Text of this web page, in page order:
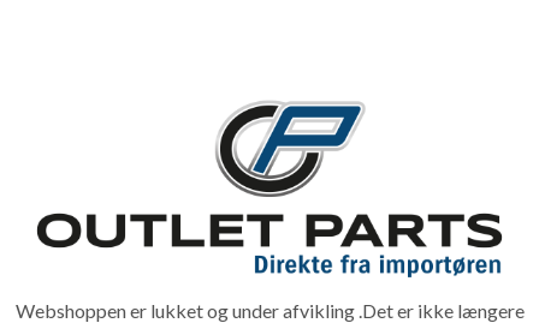
Webshoppen er lukket og under afvikling .Det er ikke længere